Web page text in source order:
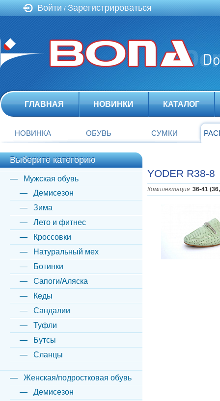
Войти / Зарегистрироваться
ГЛАВНАЯ НОВИНКИ КАТАЛОГ
НОВИНКА ОБУВЬ СУМКИ
YODER R38-8
Комплектация 36-41
Выберите категорию
Мужская обувь
Демисезон
Зима
Лето и фитнес
Кроссовки
Натуральный мех
Ботинки
Сапоги/Аляска
Кеды
Сандалии
Туфли
Бутсы
Сланцы
Женская/подростковая обувь
Демисезон